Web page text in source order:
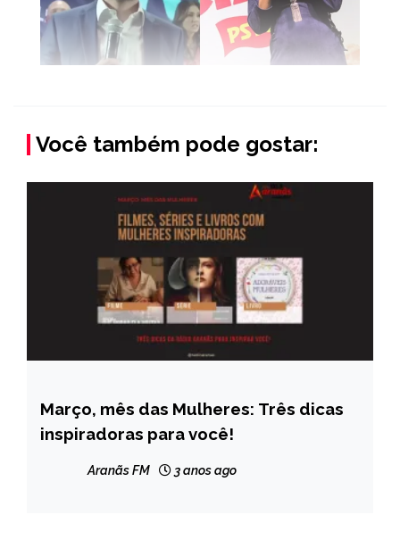
Você também pode gostar:
ENTRETENIMENTO
Março, mês das Mulheres: Três dicas
inspiradoras para você!
Aranãs FM 3 anos ago